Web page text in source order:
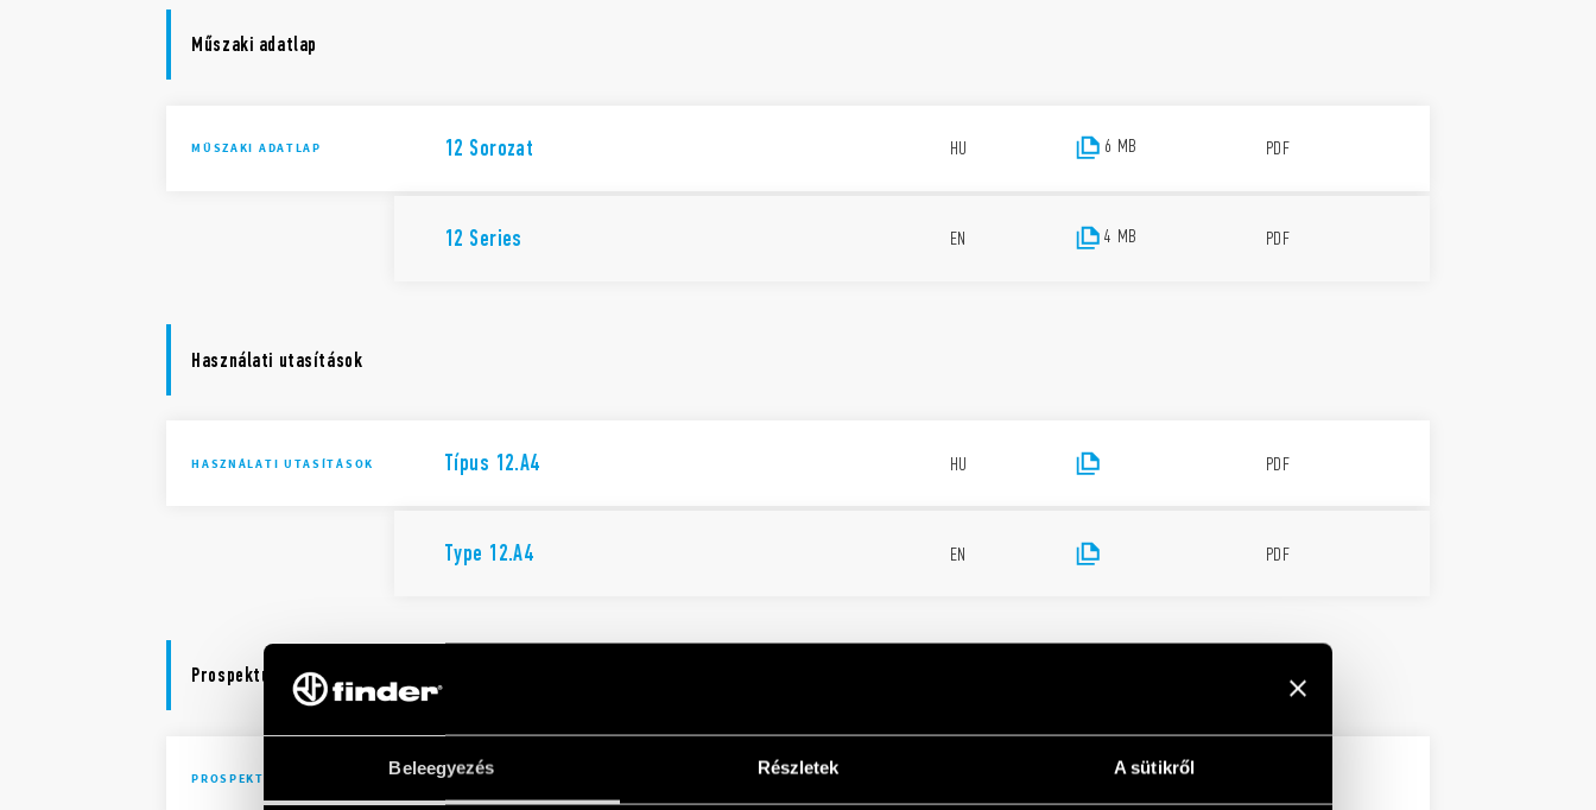
Beleegyezés Részletek A sütikről
Műszaki adatlap
MŰSZAKI ADATLAP 12 Sorozat HU 6 MB PDF
12 Series EN 4 MB PDF
Használati utasítások
HASZNÁLATI UTASÍTÁSOK Típus 12.A4 HU PDF
Type 12.A4 EN PDF
Prospektusok
PROSPEKTUSOK Lighting management 5 MB